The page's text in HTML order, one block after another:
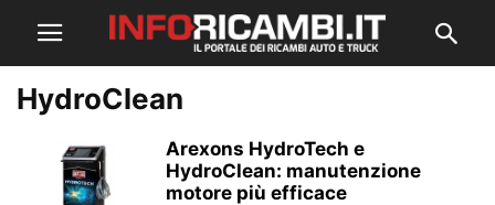
HydroClean
Arexons HydroTech e
HydroClean: manutenzione
motore più efficace